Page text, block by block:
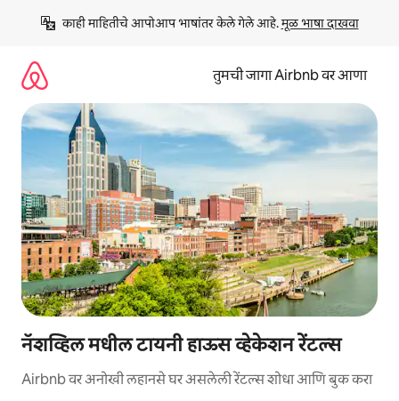
काही माहितीचे आपोआप भाषांतर केले गेले आहे. मूळ भाषा दाखवा
तुमची जागा Airbnb वर आणा
नॅशव्हिल मधील टायनी हाऊस व्हेकेशन रेंटल्स
Airbnb वर अनोखी लहानसे घर असलेली रेंटल्स शोधा आणि बुक करा